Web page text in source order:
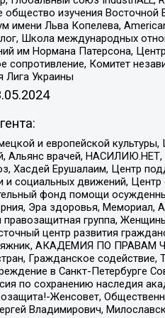
изучения
Льва Копелева,
Школа международных
им Нормана Патерсона,
Комитет
Лига Украины
и европейской
Альянс врачей,
Хасдей Ерушалаим, Центр
социальных движений,
фонд помощи
Эра здоровья,
группа,
центр развития
АКАДЕМИЯ ПО ПРАВАМ
Гражданское
в Санкт-Петербурге
по сохранению наследия
Женсовет,
Владимирович,